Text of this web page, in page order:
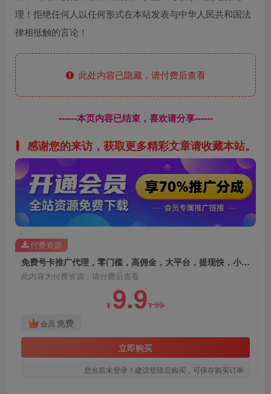
理！拒绝任何人以任何形式在本站发表与中华人民共和国法
律相抵触的言论！
此处内容已隐藏，请付费后查看
------本页内容已结束，喜欢请分享------
感谢您的来访，获取更多精彩文章请收藏本站。
免费号卡推广代理，零门槛，高佣金，大平台，提现快，小白轻松上手，日入5张+
此内容为付费资源，请付费后查看
¥ 9.9¥99
会员 免费
立即购买
您当前未登录！建议登陆后购买，可保存购买订单
付费资源